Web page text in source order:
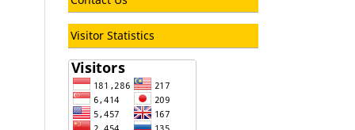
Visitor Statistics